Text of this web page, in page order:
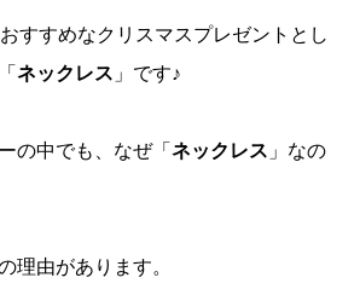
すすめなクリスマスプレゼントとし
ネックレス 」です♪
の中でも、なぜ「 ネックレス 」なの
理由があります。